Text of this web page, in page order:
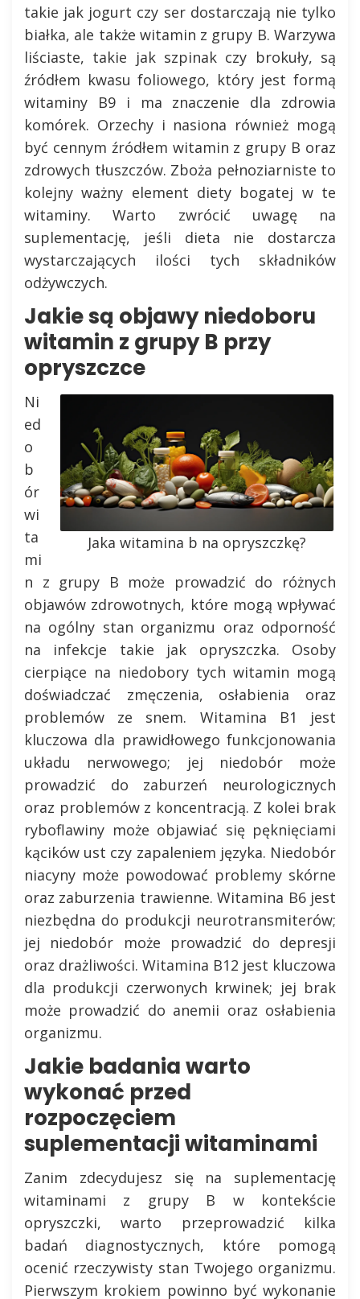
takie jak jogurt czy ser dostarczają nie tylko
białka, ale także witamin z grupy B. Warzywa
liściaste, takie jak szpinak czy brokuły, są
źródłem kwasu foliowego, który jest formą
witaminy B9 i ma znaczenie dla zdrowia
komórek. Orzechy i nasiona również mogą
być cennym źródłem witamin z grupy B oraz
zdrowych tłuszczów. Zboża pełnoziarniste to
kolejny ważny element diety bogatej w te
witaminy. Warto zwrócić uwagę na
suplementację, jeśli dieta nie dostarcza
wystarczających ilości tych składników
odżywczych.
Jakie są objawy niedoboru
witamin z grupy B przy
opryszczce
Jaka witamina b na opryszczkę?
Ni
ed
o
b
ór
wi
ta
mi
n z grupy B może prowadzić do różnych
objawów zdrowotnych, które mogą wpływać
na ogólny stan organizmu oraz odporność
na infekcje takie jak opryszczka. Osoby
cierpiące na niedobory tych witamin mogą
doświadczać zmęczenia, osłabienia oraz
problemów ze snem. Witamina B1 jest
kluczowa dla prawidłowego funkcjonowania
układu nerwowego; jej niedobór może
prowadzić do zaburzeń neurologicznych
oraz problemów z koncentracją. Z kolei brak
ryboflawiny może objawiać się pęknięciami
kącików ust czy zapaleniem języka. Niedobór
niacyny może powodować problemy skórne
oraz zaburzenia trawienne. Witamina B6 jest
niezbędna do produkcji neurotransmiterów;
jej niedobór może prowadzić do depresji
oraz drażliwości. Witamina B12 jest kluczowa
dla produkcji czerwonych krwinek; jej brak
może prowadzić do anemii oraz osłabienia
organizmu.
Jakie badania warto
wykonać przed
rozpoczęciem
suplementacji witaminami
Zanim zdecydujesz się na suplementację
witaminami z grupy B w kontekście
opryszczki, warto przeprowadzić kilka
badań diagnostycznych, które pomogą
ocenić rzeczywisty stan Twojego organizmu.
Pierwszym krokiem powinno być wykonanie